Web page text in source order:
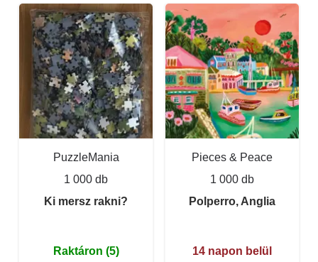
PuzzleMania
1 000 db
Ki mersz rakni?
Raktáron (5)
Pieces & Peace
1 000 db
Polperro, Anglia
14 napon belül